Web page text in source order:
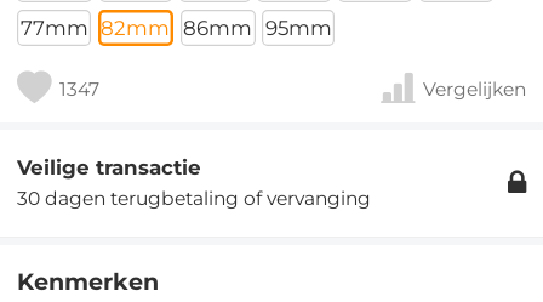
77mm 82mm 86mm 95mm
1347 Vergelijken
Veilige transactie
30 dagen terugbetaling of vervanging
Kenmerken